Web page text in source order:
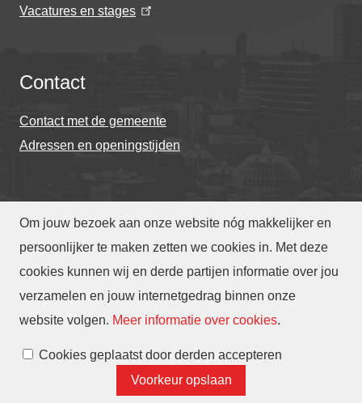
Om jouw bezoek aan onze website nóg makkelijker en
persoonlijker te maken zetten we cookies in. Met deze
cookies kunnen wij en derde partijen informatie over jou
verzamelen en jouw internetgedrag binnen onze
website volgen. Meer informatie over cookies.
Cookies geplaatst door derden accepteren
Voorkeur opslaan
Vacatures en stages
Contact
Contact met de gemeente
Adressen en openingstijden
© Gemeente Eindhoven 2026
Over deze website
Toegankelijkheid
Translate
Cookies beheren